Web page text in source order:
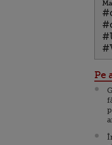
Pe